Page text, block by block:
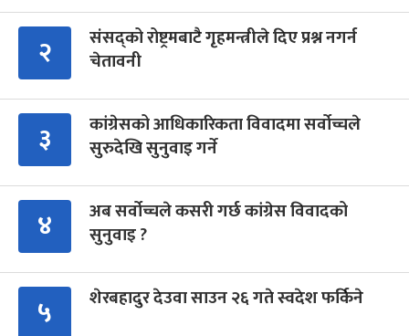
२
संसद्को रोष्ट्रमबाटै गृहमन्त्रीले दिए प्रश्न नगर्न
चेतावनी
३
कांग्रेसको आधिकारिकता विवादमा सर्वोच्चले
सुरुदेखि सुनुवाइ गर्ने
४
अब सर्वोच्चले कसरी गर्छ कांग्रेस विवादको
सुनुवाइ ?
५ शेरबहादुर देउवा साउन २६ गते स्वदेश फर्किने